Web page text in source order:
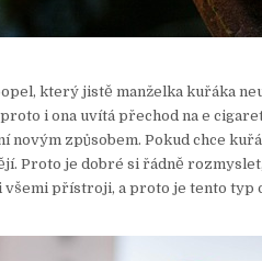
který jistě manželka kuřáka
i ona uvítá přechod na e
novým způsobem. Pokud chce
Proto je dobré si řádně
všemi přístroji, a proto je tento typ